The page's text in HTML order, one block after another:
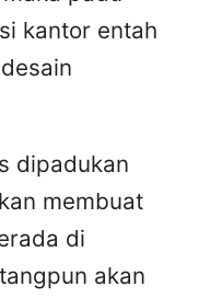
kantor entah
dipadukan
membuat
di
akan